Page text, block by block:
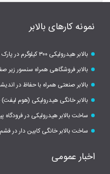
نمونه کارهای بالابر
بالابر هیدرولیکی ۳۰۰ کیلوگرم در پارک علم و فناوری گرمدره کرج
بالابر فروشگاهی همراه سنسور زیر صفحه و
بالابر صنعتی همراه با حفاظ در
بالابر خانگی هیدرولیکی (هوم لیفت)
ساخت بالابر هیدرولیکی در فرودگاه
ساخت بالابر خانگی کابین دار در
اخبار عمومی